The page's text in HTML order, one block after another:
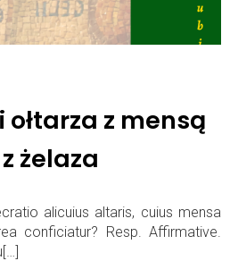
z mensą
żelaza
alicuius altaris, cuius mensa
conficiatur? Resp. Affirmative.